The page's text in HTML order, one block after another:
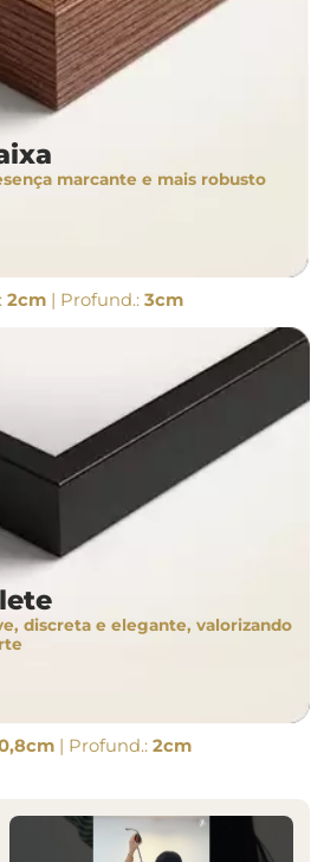
marcante e mais robusto
2cm| Profund.: 3cm
discreta e elegante, valorizando
| Profund.: 2cm